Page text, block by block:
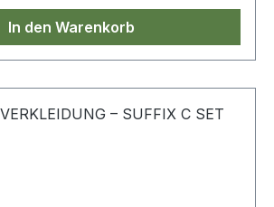
In den Warenkorb